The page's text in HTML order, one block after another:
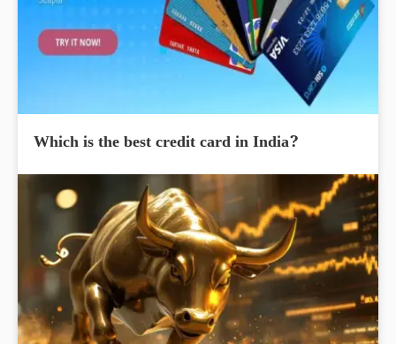
Which is the best credit card in India?